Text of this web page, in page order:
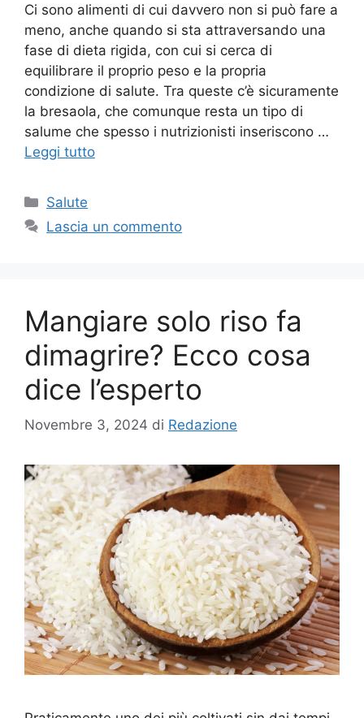
Ci sono alimenti di cui davvero non si può fare a
meno, anche quando si sta attraversando una
fase di dieta rigida, con cui si cerca di
equilibrare il proprio peso e la propria
condizione di salute. Tra queste c’è sicuramente
la bresaola, che comunque resta un tipo di
salume che spesso i nutrizionisti inseriscono …
Leggi tutto
Categorie
Salute
Lascia un commento
Mangiare solo riso fa
dimagrire? Ecco cosa
dice l’esperto
Novembre 3, 2024 di Redazione